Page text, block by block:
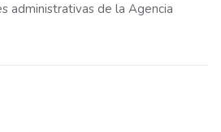
administrativas de la Agencia